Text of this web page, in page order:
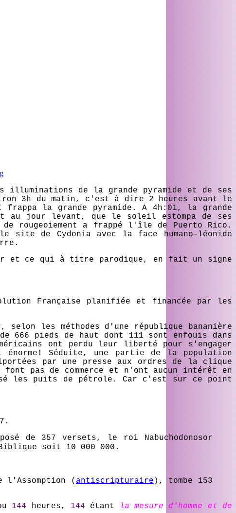
de la grande pyramide et de ses
3h du matin, c'est à dire 2 heures avant le
la grande pyramide. A 4h:01, la grande
au jour levant, que le soleil estompa de ses
de rougeoiement a frappé l'île de Puerto Rico.
site de Cydonia avec la face humano-léonide
et ce qui à titre parodique, en fait un signe
Française planifiée et financée par les
les méthodes d'une république bananière
666 pieds de haut dont 111 sont enfouis dans
ont perdu leur liberté pour s'engager
énorme! Séduite, une partie de la population
par une presse aux ordres de la clique
pas de commerce et n'ont aucun intérêt en
les puits de pétrole. Car c'est sur ce point
de 357 versets, le roi Nabuchodonosor
soit 10 000 000.
( antiscripturaire ), tombe 153
144 heures, 144 étant
la mesure d'homme et de